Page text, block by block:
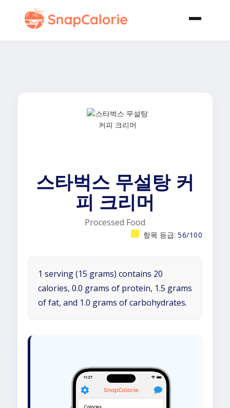
스타벅스 무설탕 커
피 크리머
Processed Food
항목 등급: 56/100
1 serving (15 grams) contains 20
calories, 0.0 grams of protein, 1.5 grams
of fat, and 1.0 grams of carbohydrates.